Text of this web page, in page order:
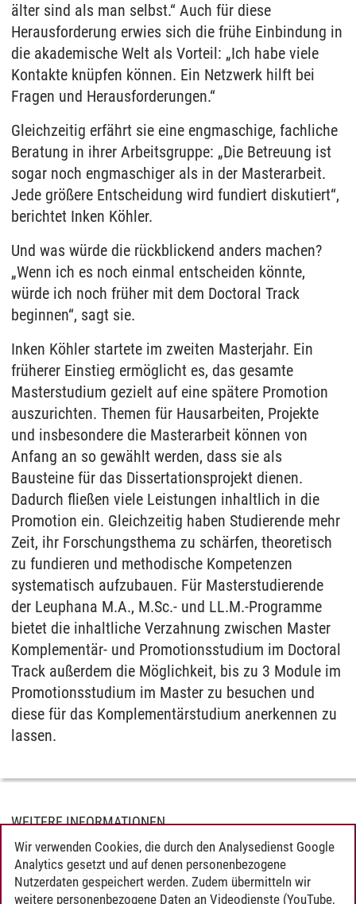
älter sind als man selbst.“ Auch für diese
Herausforderung erwies sich die frühe Einbindung in
die akademische Welt als Vorteil: „Ich habe viele
Kontakte knüpfen können. Ein Netzwerk hilft bei
Fragen und Herausforderungen.“
Gleichzeitig erfährt sie eine engmaschige, fachliche
Beratung in ihrer Arbeitsgruppe: „Die Betreuung ist
sogar noch engmaschiger als in der Masterarbeit.
Jede größere Entscheidung wird fundiert diskutiert“,
berichtet Inken Köhler.
Und was würde die rückblickend anders machen?
„Wenn ich es noch einmal entscheiden könnte,
würde ich noch früher mit dem Doctoral Track
beginnen“, sagt sie.
Inken Köhler startete im zweiten Masterjahr. Ein
früherer Einstieg ermöglicht es, das gesamte
Masterstudium gezielt auf eine spätere Promotion
auszurichten. Themen für Hausarbeiten, Projekte
und insbesondere die Masterarbeit können von
Anfang an so gewählt werden, dass sie als
Bausteine für das Dissertationsprojekt dienen.
Dadurch fließen viele Leistungen inhaltlich in die
Promotion ein. Gleichzeitig haben Studierende mehr
Zeit, ihr Forschungsthema zu schärfen, theoretisch
zu fundieren und methodische Kompetenzen
systematisch aufzubauen. Für Masterstudierende
der Leuphana M.A., M.Sc.- und LL.M.-Programme
bietet die inhaltliche Verzahnung zwischen Master
Komplementär- und Promotionsstudium im Doctoral
Track außerdem die Möglichkeit, bis zu 3 Module im
Promotionsstudium im Master zu besuchen und
diese für das Komplementärstudium anerkennen zu
lassen.
WEITERE INFORMATIONEN
Doctoral Days
Doctoral Track
Beratung zur Promotion an der Leuphana
Wir verwenden Cookies, die durch den Analysedienst Google
Analytics gesetzt und auf denen personenbezogene
Nutzerdaten gespeichert werden. Zudem übermitteln wir
weitere personenbezogene Daten an Videodienste (YouTube,